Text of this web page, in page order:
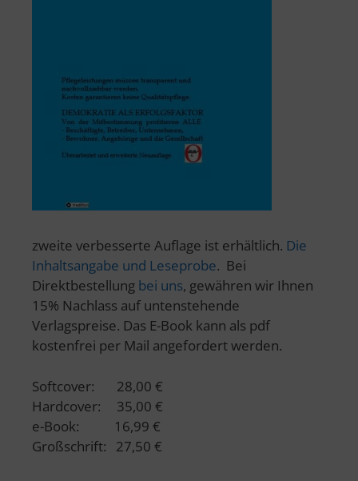
zweite verbesserte Auflage ist erhältlich. Die
Inhaltsangabe und Leseprobe. Bei
Direktbestellung bei uns, gewähren wir Ihnen
15% Nachlass auf untenstehende
Verlagspreise. Das E-Book kann als pdf
kostenfrei per Mail angefordert werden.
Softcover: 28,00 €
Hardcover: 35,00 €
e-Book: 16,99 €
Großschrift: 27,50 €